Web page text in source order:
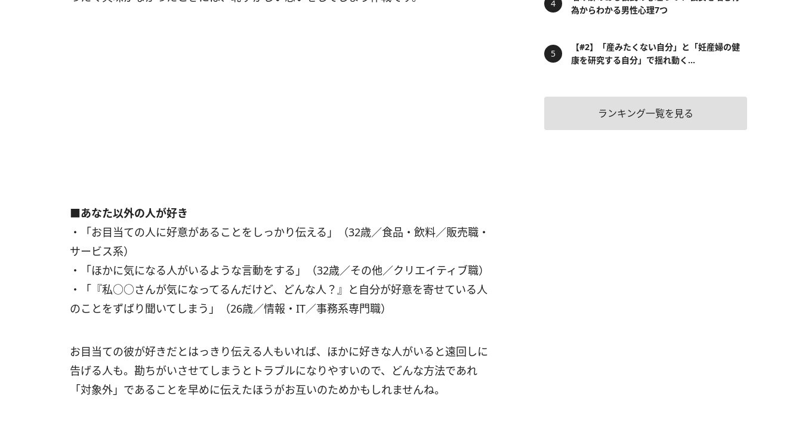
■あなた以外の人が好き
・「お目当ての人に好意があることをしっかり伝える」（32歳／食品・飲料／販売職・
サービス系）
・「ほかに気になる人がいるような言動をする」（32歳／その他／クリエイティブ職）
・「『私○○さんが気になってるんだけど、どんな人？』と自分が好意を寄せている人
のことをずばり聞いてしまう」（26歳／情報・IT／事務系専門職）
お目当ての彼が好きだとはっきり伝える人もいれば、ほかに好きな人がいると遠回しに
告げる人も。勘ちがいさせてしまうとトラブルになりやすいので、どんな方法であれ
「対象外」であることを早めに伝えたほうがお互いのためかもしれませんね。
為からわかる男性心理7つ
【#2】「産みたくない自分」と「妊産婦の健
康を研究する自分」で揺れ動く...
ランキング一覧を見る